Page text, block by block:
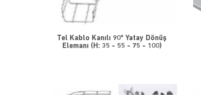
Tel Kablo Kanılı 90° Yatay Dönüş
Elemanı (H: 35 - 55 - 75 - 100)